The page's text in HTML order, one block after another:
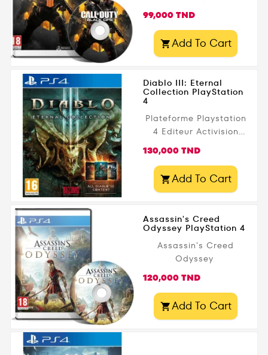
Plongez dans l'action
intense de Call of Duty:
Black Ops 4 sur
multijoueurs innovants,
Zombies enrichie et le
mode Blackout qui
royale. Disponible en
Tunisie sur
Gamezone.tn avec
livraison rapide !
Prix
99,000 TND
Add To Cart
Diablo III: Eternal
Collection PlayStation
4
Plateforme Playstation
4 Editeur Activision
parution 26 juin 2018
Public légal PEGI - 16+
Prix
130,000 TND
Add To Cart
Assassin's Creed
Odyssey PlayStation 4
Assassin's Creed
Odyssey
Prix
120,000 TND
Add To Cart